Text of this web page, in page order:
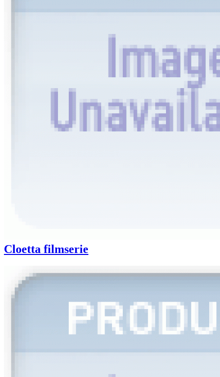
Cloetta filmserie